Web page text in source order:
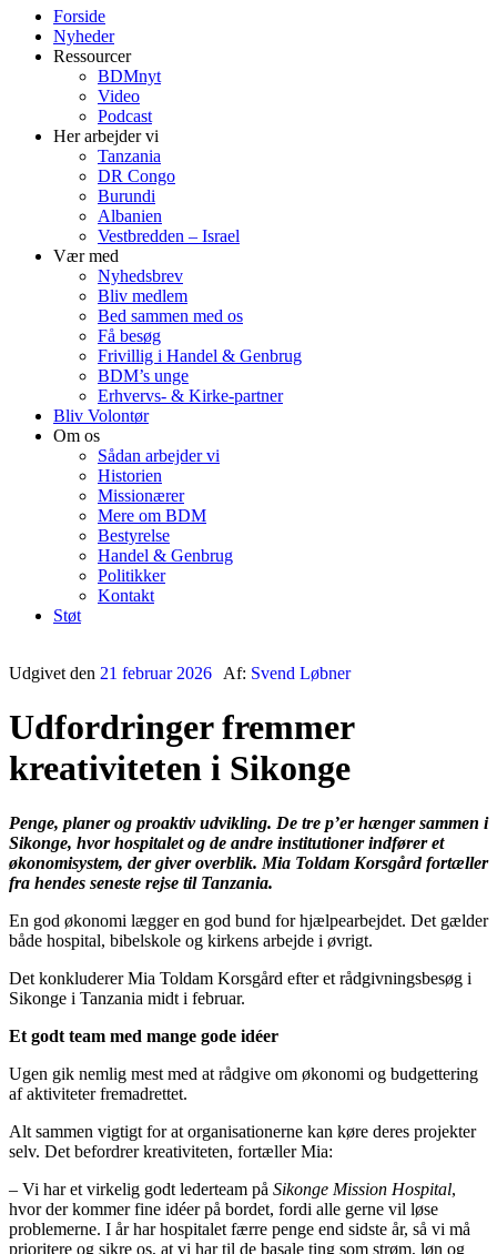
Forside
Nyheder
Ressourcer
BDMnyt
Video
Podcast
Her arbejder vi
Tanzania
DR Congo
Burundi
Albanien
Vestbredden – Israel
Vær med
Nyhedsbrev
Bliv medlem
Bed sammen med os
Få besøg
Frivillig i Handel & Genbrug
BDM’s unge
Erhvervs- & Kirke-partner
Bliv Volontør
Om os
Sådan arbejder vi
Historien
Missionærer
Mere om BDM
Bestyrelse
Handel & Genbrug
Politikker
Kontakt
Støt
Udgivet den 21 februar 2026 Af: Svend Løbner
Udfordringer fremmer
kreativiteten i Sikonge
Penge, planer og proaktiv udvikling. De tre p’er hænger sammen i
Sikonge, hvor hospitalet og de andre institutioner indfører et
økonomisystem, der giver overblik. Mia Toldam Korsgård fortæller
fra hendes seneste rejse til Tanzania.
En god økonomi lægger en god bund for hjælpearbejdet. Det gælder
både hospital, bibelskole og kirkens arbejde i øvrigt.
Det konkluderer Mia Toldam Korsgård efter et rådgivningsbesøg i
Sikonge i Tanzania midt i februar.
Et godt team med mange gode idéer
Ugen gik nemlig mest med at rådgive om økonomi og budgettering
af aktiviteter fremadrettet.
Alt sammen vigtigt for at organisationerne kan køre deres projekter
selv. Det befordrer kreativiteten, fortæller Mia:
– Vi har et virkelig godt lederteam på Sikonge Mission Hospital,
hvor der kommer fine idéer på bordet, fordi alle gerne vil løse
problemerne. I år har hospitalet færre penge end sidste år, så vi må
prioritere og sikre os, at vi har til de basale ting som strøm, løn og